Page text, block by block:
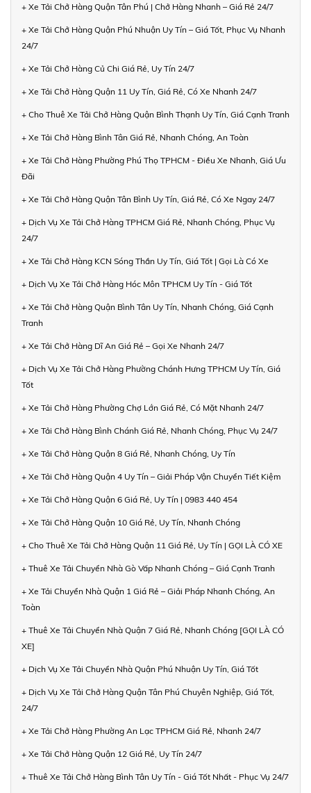
+ Xe Tải Chở Hàng Quận Tân Phú | Chở Hàng Nhanh – Giá Rẻ 24/7
+ Xe Tải Chở Hàng Quận Phú Nhuận Uy Tín – Giá Tốt, Phục Vụ Nhanh
24/7
+ Xe Tải Chở Hàng Củ Chi Giá Rẻ, Uy Tín 24/7
+ Xe Tải Chở Hàng Quận 11 Uy Tín, Giá Rẻ, Có Xe Nhanh 24/7
+ Cho Thuê Xe Tải Chở Hàng Quận Bình Thạnh Uy Tín, Giá Cạnh Tranh
+ Xe Tải Chở Hàng Bình Tân Giá Rẻ, Nhanh Chóng, An Toàn
+ Xe Tải Chở Hàng Phường Phú Thọ TPHCM - Điều Xe Nhanh, Giá Ưu
Đãi
+ Xe Tải Chở Hàng Quận Tân Bình Uy Tín, Giá Rẻ, Có Xe Ngay 24/7
+ Dịch Vụ Xe Tải Chở Hàng TPHCM Giá Rẻ, Nhanh Chóng, Phục Vụ
24/7
+ Xe Tải Chở Hàng KCN Sóng Thần Uy Tín, Giá Tốt | Gọi Là Có Xe
+ Dịch Vụ Xe Tải Chở Hàng Hóc Môn TPHCM Uy Tín - Giá Tốt
+ Xe Tải Chở Hàng Quận Bình Tân Uy Tín, Nhanh Chóng, Giá Cạnh
Tranh
+ Xe Tải Chở Hàng Dĩ An Giá Rẻ – Gọi Xe Nhanh 24/7
+ Dịch Vụ Xe Tải Chở Hàng Phường Chánh Hưng TPHCM Uy Tín, Giá
Tốt
+ Xe Tải Chở Hàng Phường Chợ Lớn Giá Rẻ, Có Mặt Nhanh 24/7
+ Xe Tải Chở Hàng Bình Chánh Giá Rẻ, Nhanh Chóng, Phục Vụ 24/7
+ Xe Tải Chở Hàng Quận 8 Giá Rẻ, Nhanh Chóng, Uy Tín
+ Xe Tải Chở Hàng Quận 4 Uy Tín – Giải Pháp Vận Chuyển Tiết Kiệm
+ Xe Tải Chở Hàng Quận 6 Giá Rẻ, Uy Tín | 0983 440 454
+ Xe Tải Chở Hàng Quận 10 Giá Rẻ, Uy Tín, Nhanh Chóng
+ Cho Thuê Xe Tải Chở Hàng Quận 11 Giá Rẻ, Uy Tín | GỌI LÀ CÓ XE
+ Thuê Xe Tải Chuyển Nhà Gò Vấp Nhanh Chóng – Giá Cạnh Tranh
+ Xe Tải Chuyển Nhà Quận 1 Giá Rẻ – Giải Pháp Nhanh Chóng, An
Toàn
+ Thuê Xe Tải Chuyển Nhà Quận 7 Giá Rẻ, Nhanh Chóng [GỌI LÀ CÓ
XE]
+ Dịch Vụ Xe Tải Chuyển Nhà Quận Phú Nhuận Uy Tín, Giá Tốt
+ Dịch Vụ Xe Tải Chở Hàng Quận Tân Phú Chuyên Nghiệp, Giá Tốt,
24/7
+ Xe Tải Chở Hàng Phường An Lạc TPHCM Giá Rẻ, Nhanh 24/7
+ Xe Tải Chở Hàng Quận 12 Giá Rẻ, Uy Tín 24/7
+ Thuê Xe Tải Chở Hàng Bình Tân Uy Tín - Giá Tốt Nhất - Phục Vụ 24/7